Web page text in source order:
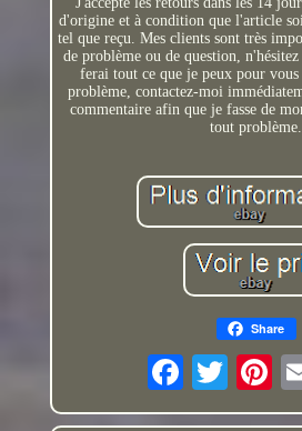
d'origine et à condition que l'article
tel que reçu. Mes clients sont très
de problème ou de question,
ferai tout ce que je peux pour
problème, contactez-moi
commentaire afin que je fasse de
tout problème.
Share